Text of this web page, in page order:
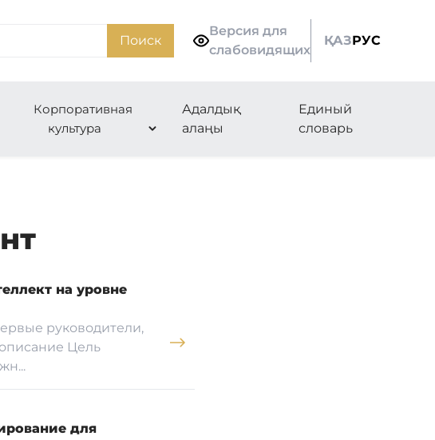
Поиск
Версия для
слабовидящих
ҚАЗРУС
Корпоративная
культура
Адалдық
алаңы
Единый
словарь
на уровне
руководители,
Цель
для